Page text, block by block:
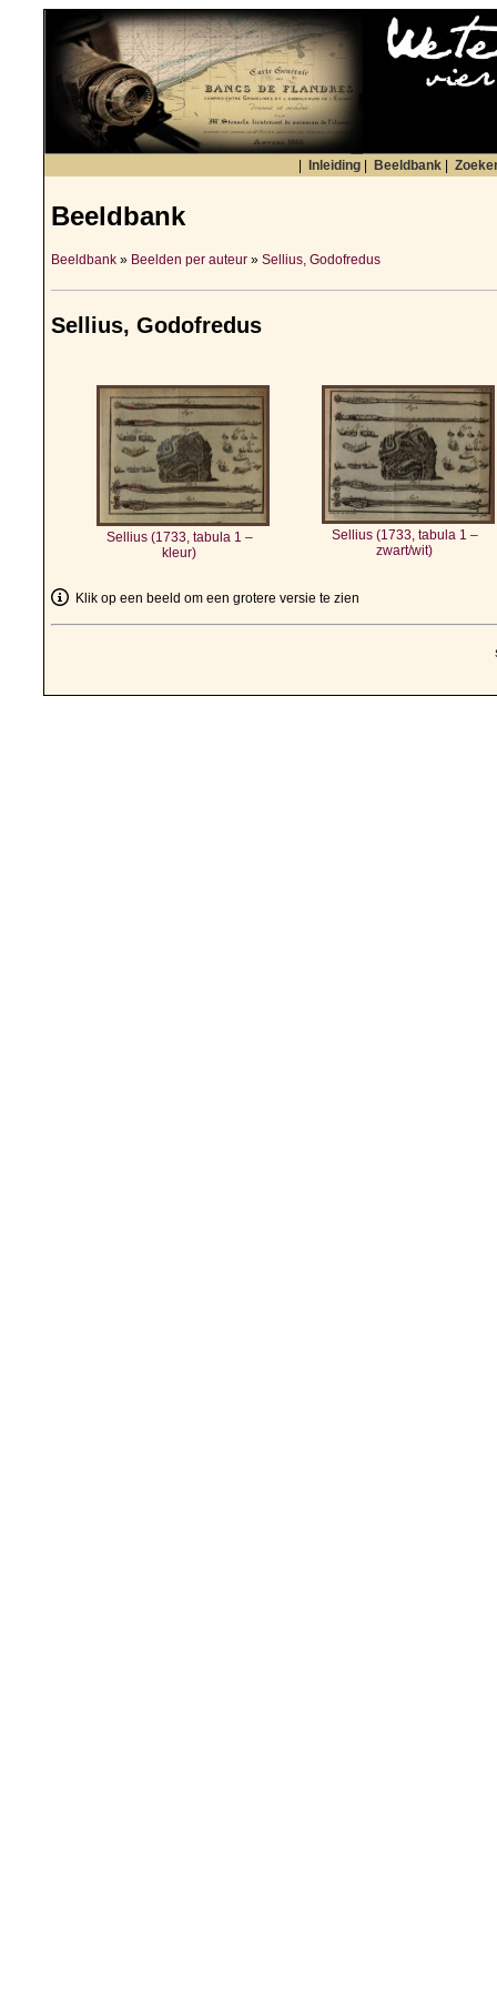
Inleiding Beeldbank
Beeldbank
Beeldbank » Beelden per auteur » Sellius, Godofredus
Sellius, Godofredus
Sellius (1733, tabula 1 –
kleur)
Sellius (1733, tabula 1 –
zwart/wit)
Klik op een beeld om een grotere versie te zien